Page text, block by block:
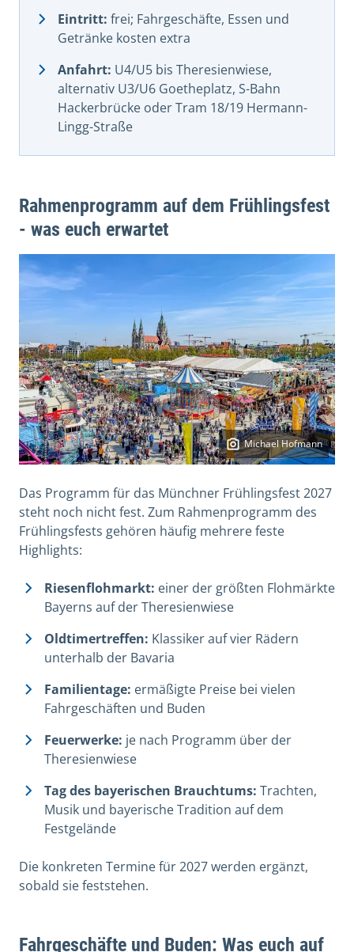
Eintritt: frei; Fahrgeschäfte, Essen und
Getränke kosten extra
Anfahrt: U4/U5 bis Theresienwiese,
alternativ U3/U6 Goetheplatz, S-Bahn
Hackerbrücke oder Tram 18/19 Hermann-
Lingg-Straße
Rahmenprogramm auf dem Frühlingsfest
- was euch erwartet
Michael Hofmann
Das Programm für das Münchner Frühlingsfest 2027
steht noch nicht fest. Zum Rahmenprogramm des
Frühlingsfests gehören häufig mehrere feste
Highlights:
Riesenflohmarkt: einer der größten Flohmärkte
Bayerns auf der Theresienwiese
Oldtimertreffen: Klassiker auf vier Rädern
unterhalb der Bavaria
Familientage: ermäßigte Preise bei vielen
Fahrgeschäften und Buden
Feuerwerke: je nach Programm über der
Theresienwiese
Tag des bayerischen Brauchtums: Trachten,
Musik und bayerische Tradition auf dem
Festgelände
Die konkreten Termine für 2027 werden ergänzt,
sobald sie feststehen.
Fahrgeschäfte und Buden: Was euch auf